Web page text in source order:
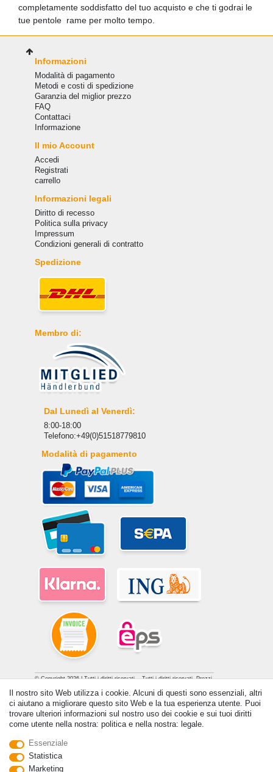
completamente soddisfatto del tuo acquisto e che ti godrai le
tue pentole rame per molto tempo.
Il nostro sito Web utilizza i cookie. Alcuni di questi sono essenziali, altri
ci aiutano a migliorare questo sito Web e la tua esperienza utente. Puoi
trovare ulteriori informazioni sul nostro uso dei cookie e sui tuoi diritti
come utente nella nostra: politica e nella nostra: legale.
Essenziale
Statistica
Marketing
Informazioni
Modalità di pagamento
Metodi e costi di spedizione
Garanzia del miglior prezzo
FAQ
Сontattaci
Informazione
Il mio Account
Accedi
Registrati
carrello
Informazioni legali
Diritto di recesso
Politica sulla privacy
Impressum
Condizioni generali di contratto
Spedizione
Membro di:
Dal Lunedì al Venerdì:
8:00-18:00
Telefono:+49(0)51518779810
Modalità di pagamento
© Copyright 2026 | Tutti i diritti riservati. - Tutti i diritti riservati. Prezzi
incl. 19% di imposta sul valore aggiunto | prezzi base vedi dettaglio
articolo | *Si applica alle consegne in Italia!
Withdraw from contract here Contatto